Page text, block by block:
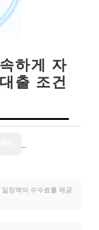
하게 자
출 조건
정액의 수수료를 제공